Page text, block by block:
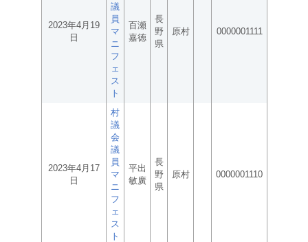
2023年4月19
日
議
員
マ
ニ
フ
ェ
ス
ト
百瀬
嘉徳
長
野
県
原村 0000001111
2023年4月17
日
村
議
会
議
員
マ
ニ
フ
ェ
ス
ト
平出
敏廣
長
野
県
原村 0000001110